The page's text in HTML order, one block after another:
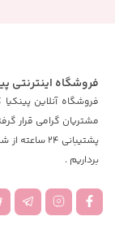
فروشگاه اینترنتی
مشتریان گرامی قرار
پشتیبانی 24
برداریم .